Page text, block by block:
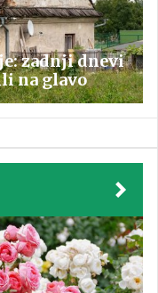
zadnji dnevi
na glavo